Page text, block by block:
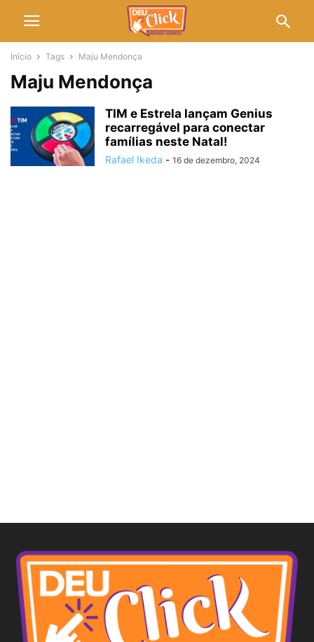
Início Tags Maju Mendonça
Maju Mendonça
TIM e Estrela lançam Genius
recarregável para conectar
famílias neste Natal!
Rafael Ikeda - 16 de dezembro, 2024